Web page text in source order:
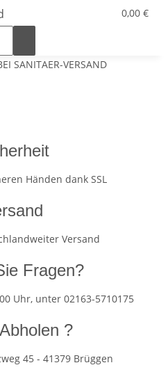
0,00 €
Händen dank SSL
Versand
Fragen?
Uhr, unter 02163-5710175
?
45 - 41379 Brüggen